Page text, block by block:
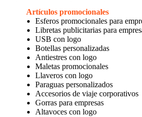
Artículos promocionales
Esferos promocionales para
Libretas publicitarias para
USB con logo
Botellas personalizadas
Antiestres con logo
Maletas promocionales
Llaveros con logo
Paraguas personalizados
Accesorios de viaje corporativos
Gorras para empresas
Altavoces con logo